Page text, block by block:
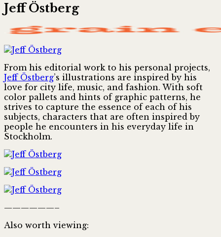
Jeff Östberg
From his editorial work to his personal projects,
Jeff Östberg’s illustrations are inspired by his
love for city life, music, and fashion. With soft
color pallets and hints of graphic patterns, he
strives to capture the essence of each of his
subjects, characters that are often inspired by
people he encounters in his everyday life in
Stockholm.
——————–
Also worth viewing: